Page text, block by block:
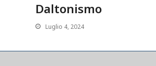
Daltonismo
Luglio 4, 2024